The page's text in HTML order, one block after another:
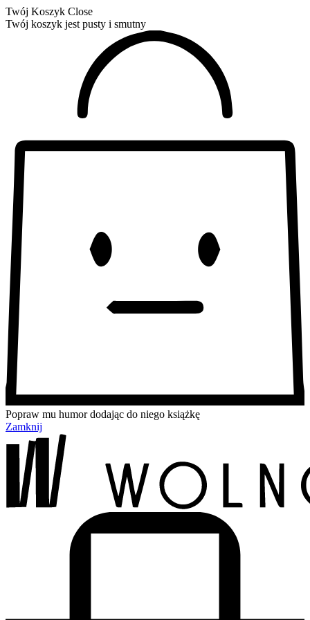
Twój Koszyk Close
Twój koszyk jest pusty i smutny
Popraw mu humor dodając do niego książkę
Zamknij
Przejdź
treści
Przejdź
menu
Przejdź
wyszukiwarki
Przejdź
koszyka